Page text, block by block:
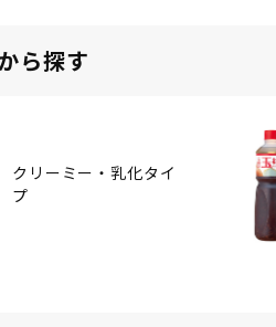
ら探す
クリーミー・乳化タイ
プ